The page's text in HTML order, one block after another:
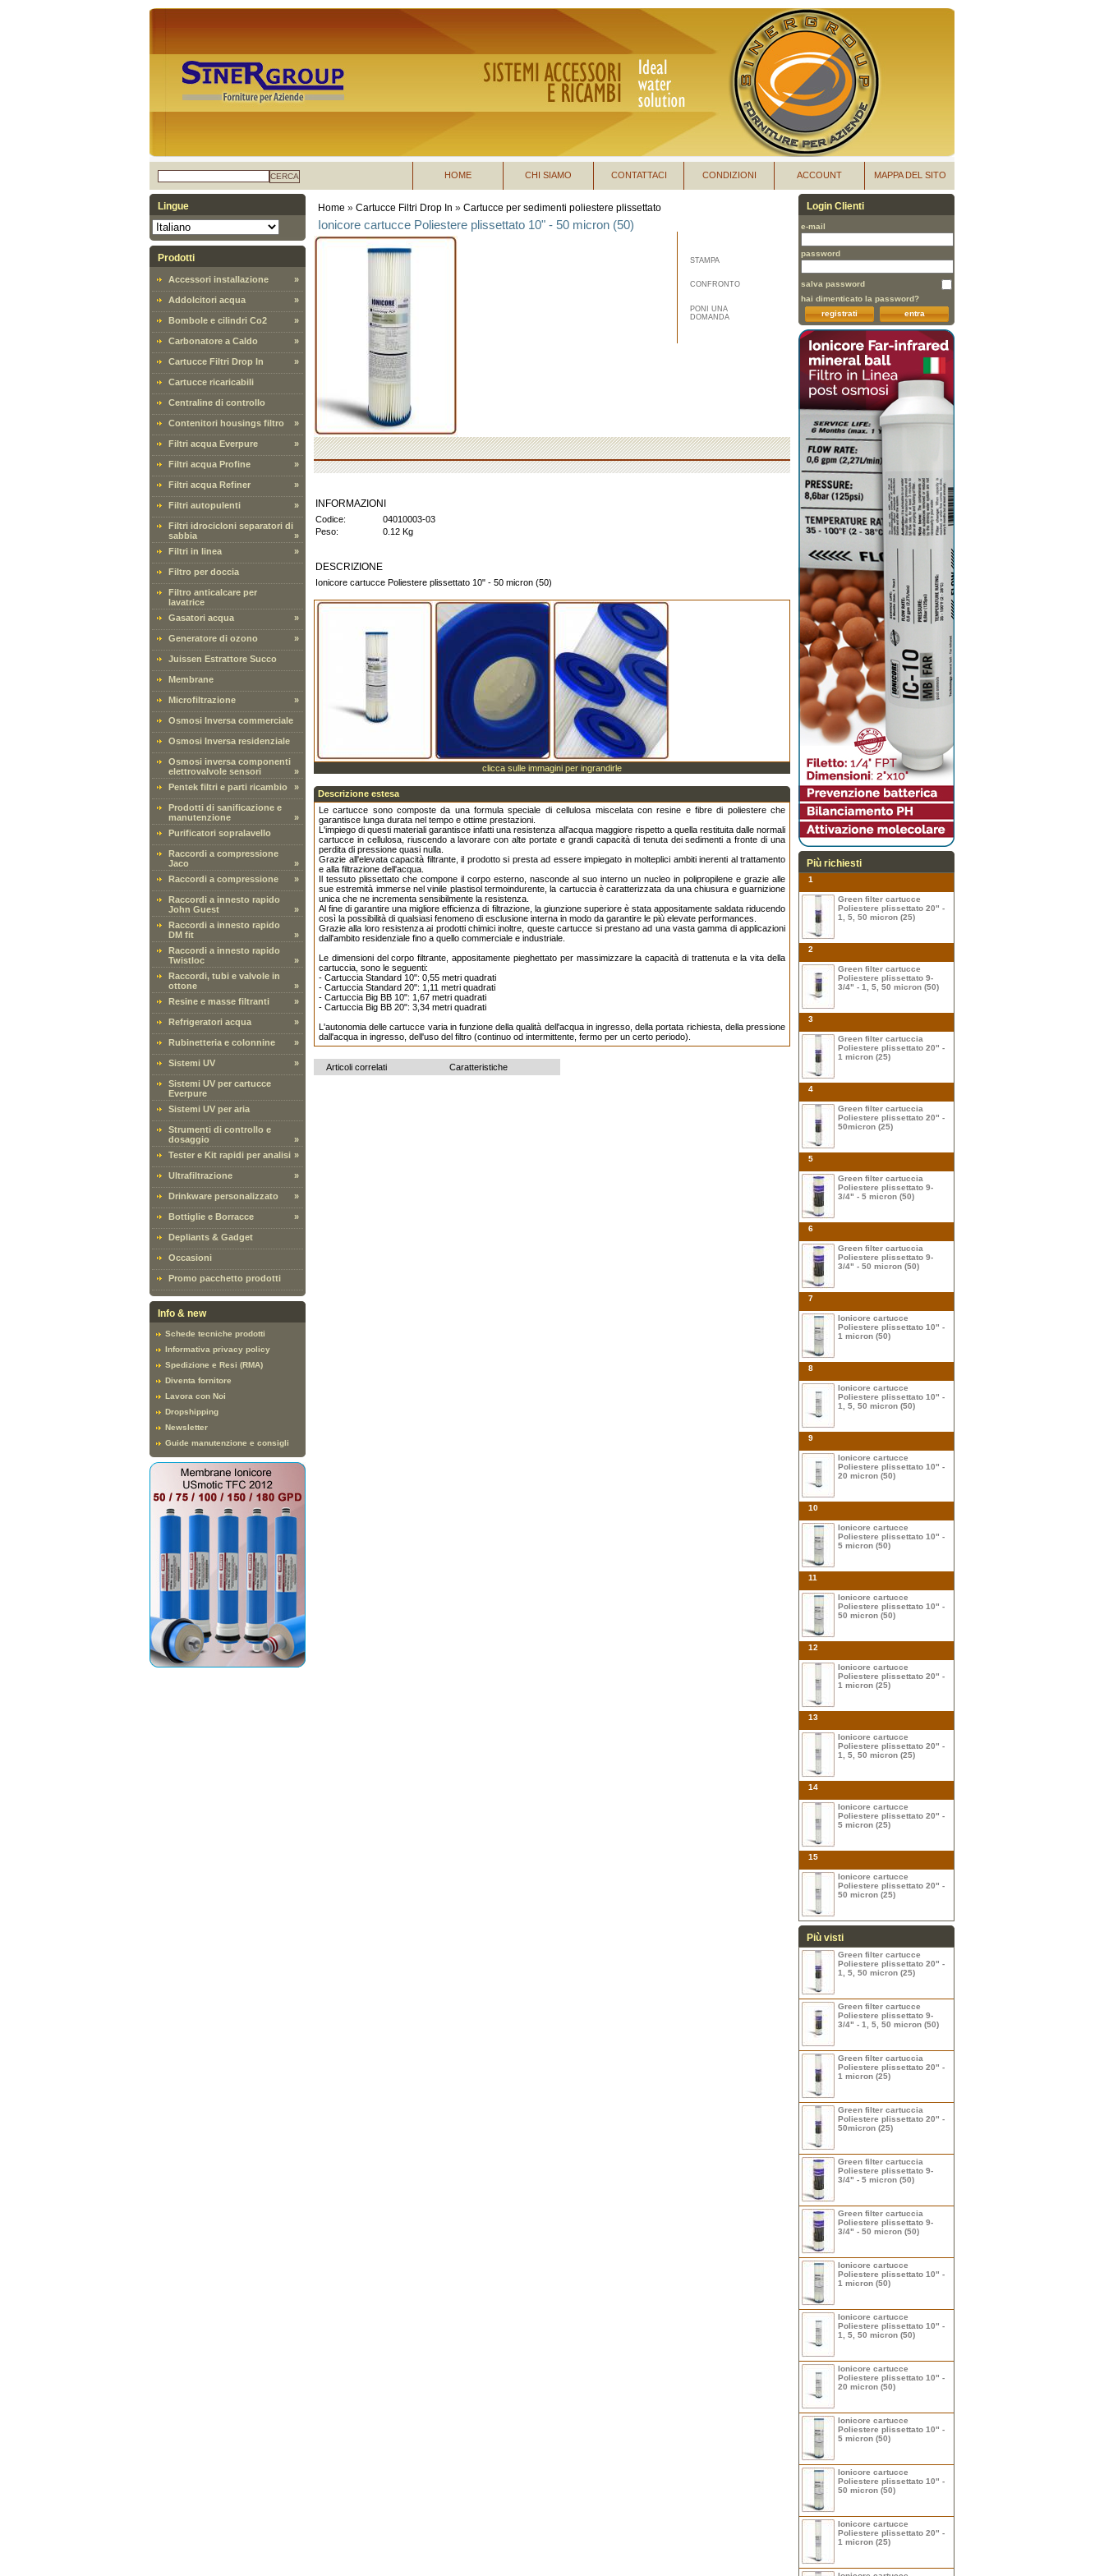
CERCA MAPPA DEL SITO
ACCOUNT
CONDIZIONI
CONTATTACI
CHI SIAMO
HOME
Lingue
Prodotti
Accessori installazione »
Addolcitori acqua »
Bombole e cilindri Co2 »
Carbonatore a Caldo »
Cartucce Filtri Drop In »
Cartucce ricaricabili
Centraline di controllo
Contenitori housings filtro »
Filtri acqua Everpure »
Filtri acqua Profine »
Filtri acqua Refiner »
Filtri autopulenti »
Filtri idrocicloni separatori di
sabbia
»
Filtri in linea
»
Filtro per doccia
Filtro anticalcare per
lavatrice
Gasatori acqua
»
Generatore di ozono »
Juissen Estrattore Succo
Membrane
Microfiltrazione »
Osmosi Inversa commerciale
Osmosi Inversa residenziale
Osmosi inversa componenti
elettrovalvole sensori
»
Pentek filtri e parti ricambio
»
Prodotti di sanificazione e
manutenzione
»
Purificatori sopralavello
Raccordi a compressione
Jaco
»
Raccordi a compressione
»
Raccordi a innesto rapido
John Guest
»
Raccordi a innesto rapido
DM fit
»
Raccordi a innesto rapido
Twistloc
»
Raccordi, tubi e valvole in
ottone
»
Resine e masse filtranti
»
Refrigeratori acqua »
Rubinetteria e colonnine »
Sistemi UV »
Sistemi UV per cartucce
Everpure
Sistemi UV per aria
Strumenti di controllo e
dosaggio
»
Tester e Kit rapidi per analisi »
Ultrafiltrazione »
Drinkware personalizzato »
Bottiglie e Borracce »
Depliants & Gadget
Occasioni
Promo pacchetto prodotti
Info & new
Schede tecniche prodotti
Informativa privacy policy
Spedizione e Resi (RMA)
Diventa fornitore
Lavora con Noi
Dropshipping
Newsletter
Guide manutenzione e consigli
Home » Cartucce Filtri Drop In » Cartucce per sedimenti poliestere plissettato
Ionicore cartucce Poliestere plissettato 10" - 50 micron (50)
STAMPA
CONFRONTO
PONI UNA
DOMANDA
INFORMAZIONI
Codice:
04010003-03
Peso:
0.12 Kg
DESCRIZIONE
Ionicore cartucce Poliestere plissettato 10" - 50 micron (50)
clicca sulle immagini per ingrandirle
Descrizione estesa
Le cartucce sono composte da una formula speciale di cellulosa miscelata con resine e fibre di poliestere che
garantisce lunga durata nel tempo e ottime prestazioni.
L'impiego di questi materiali garantisce infatti una resistenza all'acqua maggiore rispetto a quella restituita dalle normali
cartucce in cellulosa, riuscendo a lavorare con alte portate e grandi capacità di tenuta dei sedimenti a fronte di una
perdita di pressione quasi nulla.
Grazie all'elevata capacità filtrante, il prodotto si presta ad essere impiegato in molteplici ambiti inerenti al trattamento
e alla filtrazione dell'acqua.
Il tessuto plissettato che compone il corpo esterno, nasconde al suo interno un nucleo in polipropilene e grazie alle
sue estremità immerse nel vinile plastisol termoindurente, la cartuccia è caratterizzata da una chiusura e guarnizione
unica che ne incrementa sensibilmente la resistenza.
Al fine di garantire una migliore efficienza di filtrazione, la giunzione superiore è stata appositamente saldata riducendo
così la possibilità di qualsiasi fenomeno di esclusione interna in modo da garantire le più elevate performances.
Grazie alla loro resistenza ai prodotti chimici inoltre, queste cartucce si prestano ad una vasta gamma di applicazioni
dall'ambito residenziale fino a quello commerciale e industriale.
Le dimensioni del corpo filtrante, appositamente pieghettato per massimizzare la capacità di trattenuta e la vita della
cartuccia, sono le seguenti:
- Cartuccia Standard 10": 0,55 metri quadrati
- Cartuccia Standard 20": 1,11 metri quadrati
- Cartuccia Big BB 10": 1,67 metri quadrati
- Cartuccia Big BB 20": 3,34 metri quadrati
L'autonomia delle cartucce varia in funzione della qualità dell'acqua in ingresso, della portata richiesta, della pressione
dall'acqua in ingresso, dell'uso del filtro (continuo od intermittente, fermo per un certo periodo).
Articoli correlati Caratteristiche
Login Clienti
e-mail
password
salva password
hai dimenticato la password?
entra
registrati
Più richiesti
1
Green filter cartucce
Poliestere plissettato 20" -
1, 5, 50 micron (25)
2
Green filter cartucce
Poliestere plissettato 9-
3/4" - 1, 5, 50 micron (50)
3
Green filter cartuccia
Poliestere plissettato 20" -
1 micron (25)
4
Green filter cartuccia
Poliestere plissettato 20" -
50micron (25)
5
Green filter cartuccia
Poliestere plissettato 9-
3/4" - 5 micron (50)
6
Green filter cartuccia
Poliestere plissettato 9-
3/4" - 50 micron (50)
7
Ionicore cartucce
Poliestere plissettato 10" -
1 micron (50)
8
Ionicore cartucce
Poliestere plissettato 10" -
1, 5, 50 micron (50)
9
Ionicore cartucce
Poliestere plissettato 10" -
20 micron (50)
10
Ionicore cartucce
Poliestere plissettato 10" -
5 micron (50)
11
Ionicore cartucce
Poliestere plissettato 10" -
50 micron (50)
12
Ionicore cartucce
Poliestere plissettato 20" -
1 micron (25)
13
Ionicore cartucce
Poliestere plissettato 20" -
1, 5, 50 micron (25)
14
Ionicore cartucce
Poliestere plissettato 20" -
5 micron (25)
15
Ionicore cartucce
Poliestere plissettato 20" -
50 micron (25)
Più visti
Green filter cartucce
Poliestere plissettato 20" -
1, 5, 50 micron (25)
Green filter cartucce
Poliestere plissettato 9-
3/4" - 1, 5, 50 micron (50)
Green filter cartuccia
Poliestere plissettato 20" -
1 micron (25)
Green filter cartuccia
Poliestere plissettato 20" -
50micron (25)
Green filter cartuccia
Poliestere plissettato 9-
3/4" - 5 micron (50)
Green filter cartuccia
Poliestere plissettato 9-
3/4" - 50 micron (50)
Ionicore cartucce
Poliestere plissettato 10" -
1 micron (50)
Ionicore cartucce
Poliestere plissettato 10" -
1, 5, 50 micron (50)
Ionicore cartucce
Poliestere plissettato 10" -
20 micron (50)
Ionicore cartucce
Poliestere plissettato 10" -
5 micron (50)
Ionicore cartucce
Poliestere plissettato 10" -
50 micron (50)
Ionicore cartucce
Poliestere plissettato 20" -
1 micron (25)